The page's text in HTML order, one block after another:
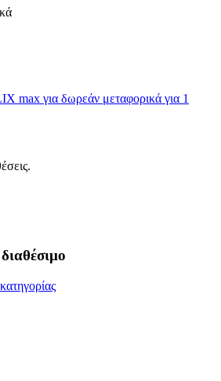
max για δωρεάν μεταφορικά για 1